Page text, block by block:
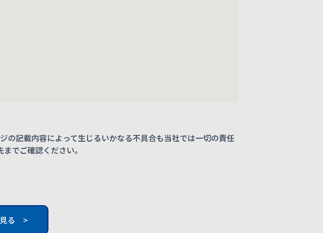
記載内容によって生じるいかなる不具合も当社では一切の責任
でご確認ください。
見る >